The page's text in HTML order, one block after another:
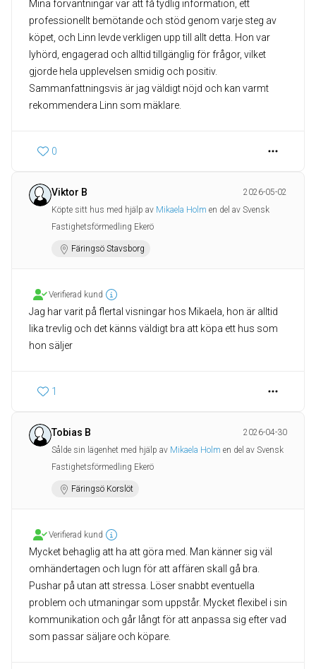
Mina förväntningar var att få tydlig information, ett
professionellt bemötande och stöd genom varje steg av
köpet, och Linn levde verkligen upp till allt detta. Hon var
lyhörd, engagerad och alltid tillgänglig för frågor, vilket
gjorde hela upplevelsen smidig och positiv.
Sammanfattningsvis är jag väldigt nöjd och kan varmt
rekommendera Linn som mäklare.
0
Viktor B
2026-05-02
Köpte sitt hus med hjälp av Mikaela Holm en del av Svensk
Fastighetsförmedling Ekerö
Färingsö Stavsborg
Verifierad kund
Jag har varit på flertal visningar hos Mikaela, hon är alltid
lika trevlig och det känns väldigt bra att köpa ett hus som
hon säljer
1
Tobias B
2026-04-30
Sålde sin lägenhet med hjälp av Mikaela Holm en del av Svensk
Fastighetsförmedling Ekerö
Färingsö Korslöt
Verifierad kund
Mycket behaglig att ha att göra med. Man känner sig väl
omhändertagen och lugn för att affären skall gå bra.
Pushar på utan att stressa. Löser snabbt eventuella
problem och utmaningar som uppstår. Mycket flexibel i sin
kommunikation och går långt för att anpassa sig efter vad
som passar säljare och köpare.